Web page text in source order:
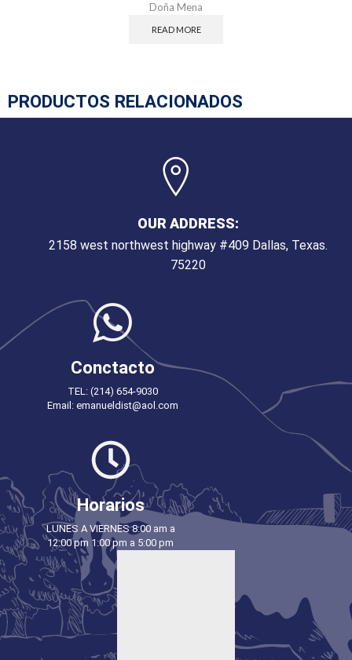
Doña Mena
READ MORE
PRODUCTOS RELACIONADOS
OUR ADDRESS:
2158 west northwest highway #409 Dallas, Texas.
75220
Conctacto
TEL: (214) 654-9030
Email: emanueldist@aol.com
Horarios
LUNES A VIERNES 8:00 am a
12:00 pm 1:00 pm a 5:00 pm